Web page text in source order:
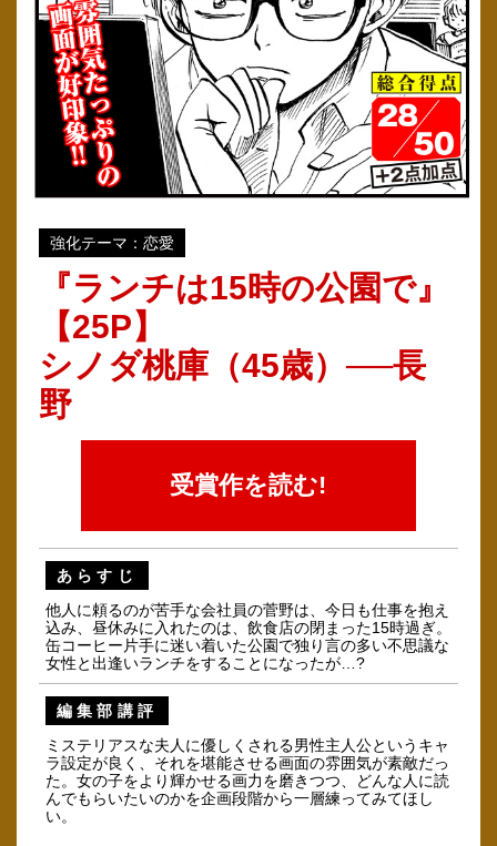
強化テーマ：恋愛
『ランチは15時の公園で』
【25P】
シノダ桃庫（45歳）──長
野
受賞作を読む!
あらすじ
他人に頼るのが苦手な会社員の菅野は、今日も仕事を抱え
込み、昼休みに入れたのは、飲食店の閉まった15時過ぎ。
缶コーヒー片手に迷い着いた公園で独り言の多い不思議な
女性と出逢いランチをすることになったが…?
編集部講評
ミステリアスな夫人に優しくされる男性主人公というキャ
ラ設定が良く、それを堪能させる画面の雰囲気が素敵だっ
た。女の子をより輝かせる画力を磨きつつ、どんな人に読
んでもらいたいのかを企画段階から一層練ってみてほし
い。